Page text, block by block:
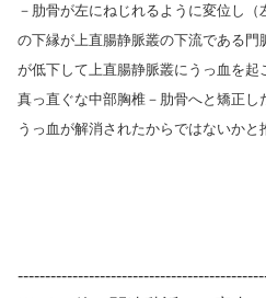
－肋骨が左にねじれるように変位し
の下縁が上直腸静脈叢の下流である
が低下して上直腸静脈叢にうっ血を起
真っ直ぐな中部胸椎－肋骨へと矯正
うっ血が解消されたからではないかと